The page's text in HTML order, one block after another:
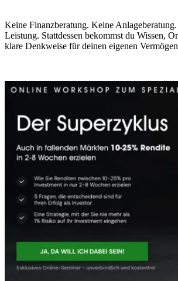
Keine Finanzberatung. Keine
Leistung. Stattdessen bekommst du Wissen,
klare Denkweise für deinen eigenen